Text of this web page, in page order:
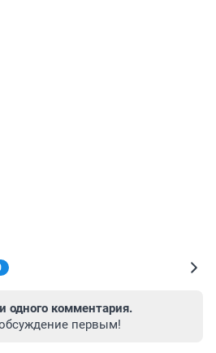
одного комментария.
первым!